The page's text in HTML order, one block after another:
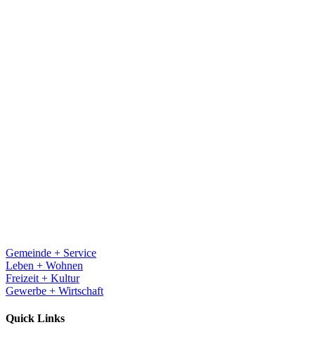
Gemeinde + Service
Leben + Wohnen
Freizeit + Kultur
Gewerbe + Wirtschaft
Quick Links